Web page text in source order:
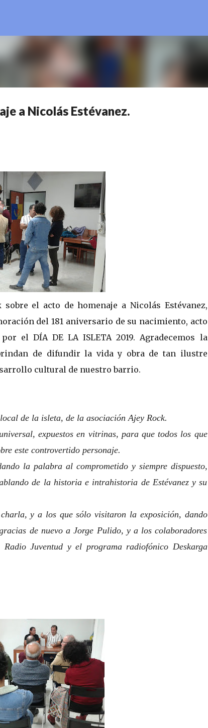
a Nicolás Estévanez.
el acto de homenaje a Nicolás Estévanez,
del 181 aniversario de su nacimiento, acto
el DÍA DE LA ISLETA 2019. Agradecemos la
de difundir la vida y obra de tan ilustre
cultural de nuestro barrio.
de la isleta, de la asociación Ajey Rock.
expuestos en vitrinas, para que todos los que
este controvertido personaje.
la palabra al comprometido y siempre dispuesto,
de la historia e intrahistoria de Estévanez y su
y a los que sólo visitaron la exposición, dando
de nuevo a Jorge Pulido, y a los colaboradores
Juventud y el programa radiofónico Deskarga